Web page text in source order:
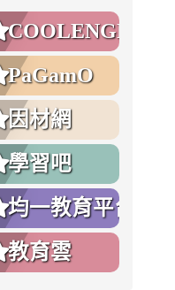
COOLENGLISH
PaGamO
因材網
學習吧
均一教育平台
教育雲